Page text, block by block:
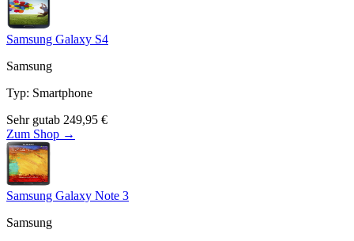
Samsung Galaxy S4
Samsung
Typ: Smartphone
Sehr gutab 249,95 €
Zum Shop →
Samsung Galaxy Note 3
Samsung